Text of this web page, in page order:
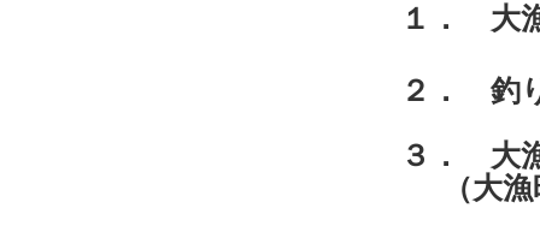
１． 大
２． 釣
３．
（大漁